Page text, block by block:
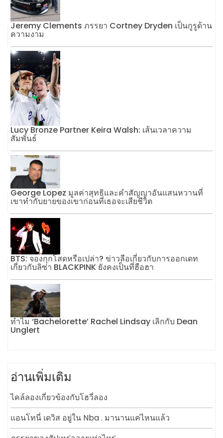
Jeremy Clements ภรรยา Cortney Dryden เป็นกูรูด้าน
ความงาม
Lucy Bronze Partner Keira Walsh: เส้นเวลาความ
สัมพันธ์
George Lopez มูลค่าสุทธิและคำสัญญาอันแสนหวานที่
เขาทำกับยายของเขาก่อนที่เธอจะเสียชีวิต
BTS: จองกุกโสดหรือเปล่า? ข่าวลือเกี่ยวกับการออกเดท
เกี่ยวกับลิซ่า BLACKPINK ยังคงเป็นที่ฮือฮา
ทำไม ‘Bachelorette’ Rachel Lindsay เลิกกับ Dean
Unglert
อ่านเพิ่มเติม
ไคล์ลองเกี่ยวข้องกับโฮวี่ลอง
แอนโทนี่ เดวิส อยู่ใน Nba . มานานแค่ไหนแล้ว